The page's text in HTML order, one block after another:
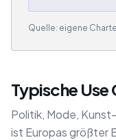
Quelle: eigene
Typische Use
Politik, Mode,
ist Europas größter